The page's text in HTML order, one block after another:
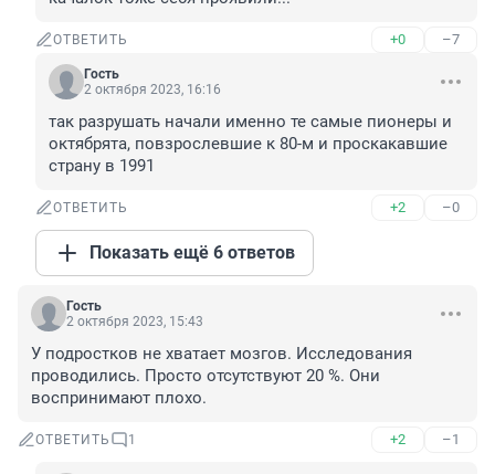
ОТВЕТИТЬ +0 –7
Гость
2 октября 2023, 16:16
так разрушать начали именно те самые пионеры и
октябрята, повзрослевшие к 80-м и проскакавшие
страну в 1991
ОТВЕТИТЬ +2 –0
Показать ещё 6 ответов
Гость
2 октября 2023, 15:43
У подростков не хватает мозгов. Исследования
проводились. Просто отсутствуют 20 %. Они
воспринимают плохо.
ОТВЕТИТЬ 1 +2 –1